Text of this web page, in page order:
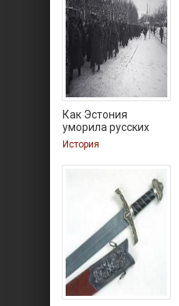
Как Эстония
уморила русских
История